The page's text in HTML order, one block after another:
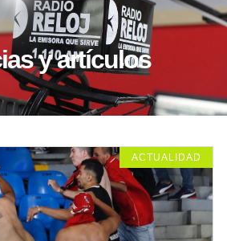
y artículos
ACTUALIDAD